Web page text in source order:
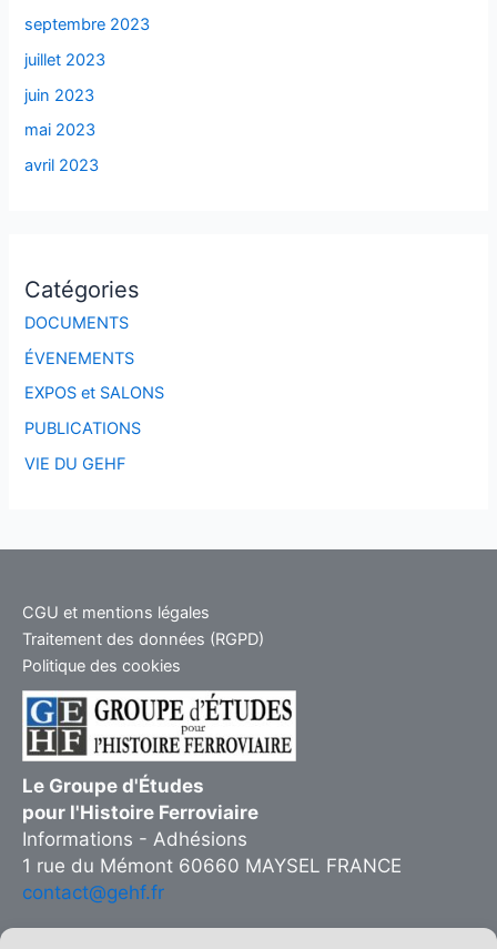
septembre 2023
juillet 2023
juin 2023
mai 2023
avril 2023
Catégories
DOCUMENTS
ÉVENEMENTS
EXPOS et SALONS
PUBLICATIONS
VIE DU GEHF
CGU et mentions légales
Traitement des données (RGPD)
Politique des cookies
Le Groupe d'Études
pour l'Histoire Ferroviaire
Informations - Adhésions
1 rue du Mémont 60660 MAYSEL FRANCE
contact@gehf.fr